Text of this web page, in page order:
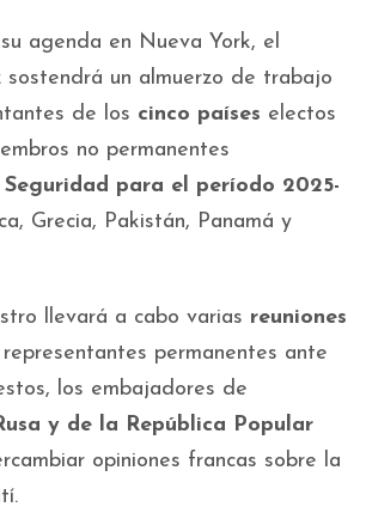
agenda en Nueva York, el
sostendrá un almuerzo de trabajo
de los cinco países electos
no permanentes
Seguridad para el período 2025-
Grecia, Pakistán, Panamá y
llevará a cabo varias reuniones
representantes permanentes ante
los embajadores de
y de la República Popular
opiniones francas sobre la